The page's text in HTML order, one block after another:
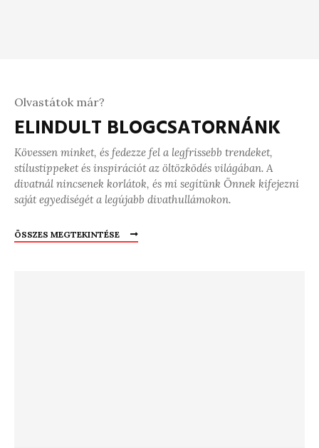
Olvastátok már?
ELINDULT BLOGCSATORNÁNK
Kövessen minket, és fedezze fel a legfrissebb trendeket,
stílustippeket és inspirációt az öltözködés világában. A
divatnál nincsenek korlátok, és mi segítünk Önnek kifejezni
saját egyediségét a legújabb divathullámokon.
ÖSSZES MEGTEKINTÉSE